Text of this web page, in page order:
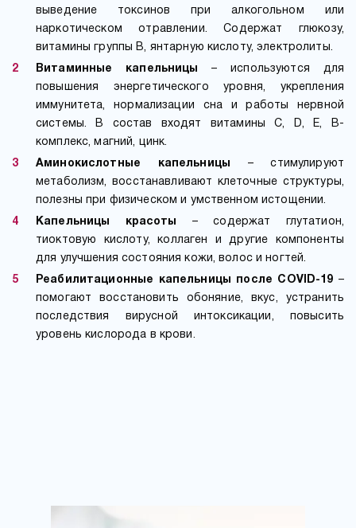
выведение токсинов при алкогольном или
наркотическом отравлении. Содержат глюкозу,
витамины группы B, янтарную кислоту, электролиты.
Витаминные капельницы
– используются для
повышения энергетического уровня, укрепления
иммунитета, нормализации сна и работы нервной
системы. В состав входят витамины C, D, E, B-
комплекс, магний, цинк.
Аминокислотные капельницы – стимулируют
метаболизм, восстанавливают клеточные структуры,
полезны при физическом и умственном истощении.
Капельницы красоты
– содержат глутатион,
тиоктовую кислоту, коллаген и другие компоненты
для улучшения состояния кожи, волос и ногтей.
Реабилитационные капельницы после COVID-19 –
помогают восстановить обоняние, вкус, устранить
последствия вирусной интоксикации, повысить
уровень кислорода в крови.